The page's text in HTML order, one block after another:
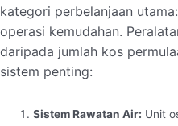
kategori perbelanjaan
operasi kemudahan.
daripada jumlah kos
sistem penting:
Sistem Rawatan Air: Unit